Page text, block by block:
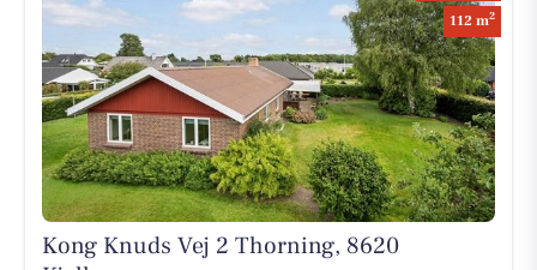
112 m2
Kong Knuds Vej 2 Thorning, 8620